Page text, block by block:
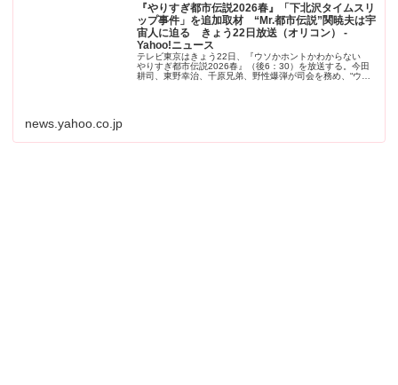
『やりすぎ都市伝説2026春』「下北沢タイムスリ
ップ事件」を追加取材 “Mr.都市伝説”関暁夫は宇
宙人に迫る きょう22日放送（オリコン） -
Yahoo!ニュース
テレビ東京はきょう22日、『ウソかホントかわからない
やりすぎ都市伝説2026春』（後6：30）を放送する。今田
耕司、東野幸治、千原兄弟、野性爆弾が司会を務め、“ウソ
news.yahoo.co.jp